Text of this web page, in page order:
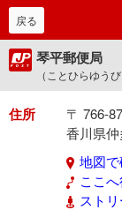
戻る
琴平郵便局
（ことひらゆう
住所
〒 766-
香川県
地図
ここへ
スト